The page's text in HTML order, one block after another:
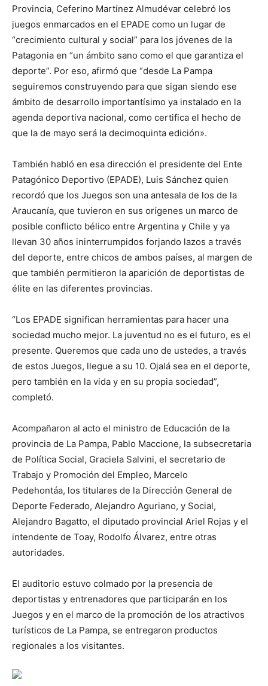
Provincia, Ceferino Martínez Almudévar celebró los
juegos enmarcados en el EPADE como un lugar de
“crecimiento cultural y social” para los jóvenes de la
Patagonia en “un ámbito sano como el que garantiza el
deporte”. Por eso, afirmó que “desde La Pampa
seguiremos construyendo para que sigan siendo ese
ámbito de desarrollo importantísimo ya instalado en la
agenda deportiva nacional, como certifica el hecho de
que la de mayo será la decimoquinta edición».
También habló en esa dirección el presidente del Ente
Patagónico Deportivo (EPADE), Luis Sánchez quien
recordó que los Juegos son una antesala de los de la
Araucanía, que tuvieron en sus orígenes un marco de
posible conflicto bélico entre Argentina y Chile y ya
llevan 30 años ininterrumpidos forjando lazos a través
del deporte, entre chicos de ambos países, al margen de
que también permitieron la aparición de deportistas de
élite en las diferentes provincias.
“Los EPADE significan herramientas para hacer una
sociedad mucho mejor. La juventud no es el futuro, es el
presente. Queremos que cada uno de ustedes, a través
de estos Juegos, llegue a su 10. Ojalá sea en el deporte,
pero también en la vida y en su propia sociedad”,
completó.
Acompañaron al acto el ministro de Educación de la
provincia de La Pampa, Pablo Maccione, la subsecretaria
de Política Social, Graciela Salvini, el secretario de
Trabajo y Promoción del Empleo, Marcelo
Pedehontáa, los titulares de la Dirección General de
Deporte Federado, Alejandro Aguriano, y Social,
Alejandro Bagatto, el diputado provincial Ariel Rojas y el
intendente de Toay, Rodolfo Álvarez, entre otras
autoridades.
El auditorio estuvo colmado por la presencia de
deportistas y entrenadores que participarán en los
Juegos y en el marco de la promoción de los atractivos
turísticos de La Pampa, se entregaron productos
regionales a los visitantes.